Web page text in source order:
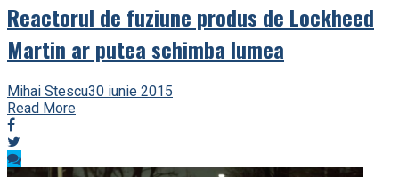
Reactorul de fuziune produs de Lockheed
Martin ar putea schimba lumea
Mihai Stescu30 iunie 2015
Read More